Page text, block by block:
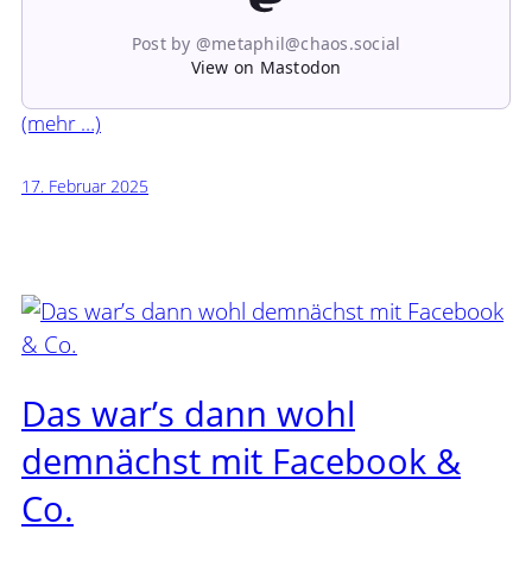
Post by @metaphil@chaos.social
View on Mastodon
(mehr …)
17. Februar 2025
Das war’s dann wohl
demnächst mit Facebook &
Co.